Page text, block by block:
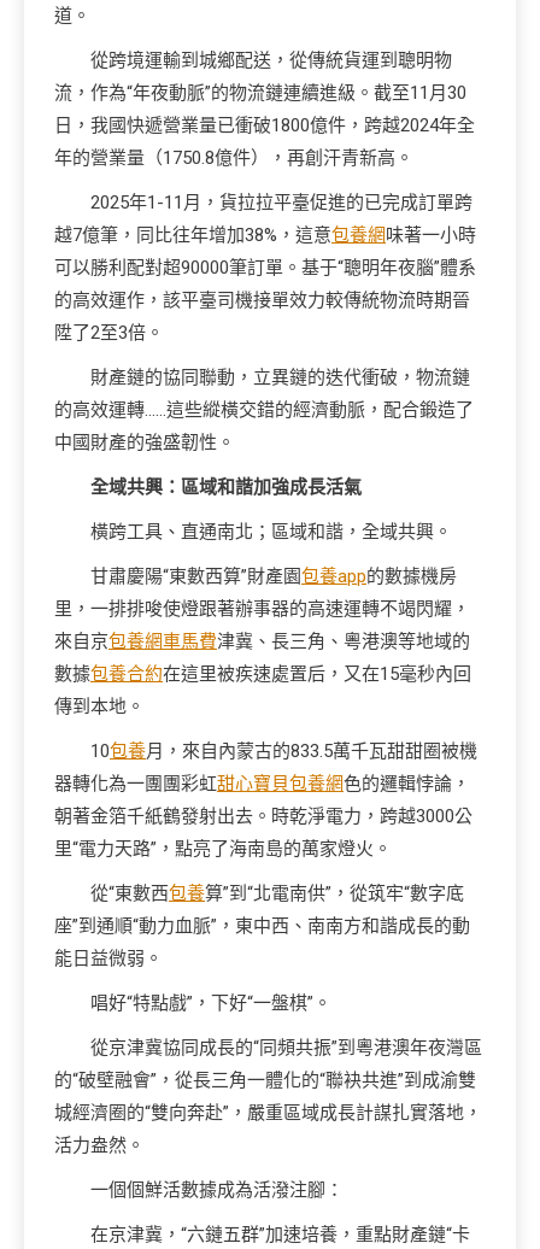
道。
從跨境運輸到城鄉配送，從傳統貨運到聰明物
流，作為“年夜動脈”的物流鏈連續進級。截至11月30
日，我國快遞營業量已衝破1800億件，跨越2024年全
年的營業量（1750.8億件），再創汗青新高。
2025年1-11月，貨拉拉平臺促進的已完成訂單跨
越7億筆，同比往年增加38%，這意包養網味著一小時
可以勝利配對超90000筆訂單。基于“聰明年夜腦”體系
的高效運作，該平臺司機接單效力較傳統物流時期晉
陞了2至3倍。
財產鏈的協同聯動，立異鏈的迭代衝破，物流鏈
的高效運轉……這些縱橫交錯的經濟動脈，配合鍛造了
中國財產的強盛韌性。
全域共興：區域和諧加強成長活氣
橫跨工具、直通南北；區域和諧，全域共興。
甘肅慶陽“東數西算”財產園包養app的數據機房
里，一排排唆使燈跟著辦事器的高速運轉不竭閃耀，
來自京包養網車馬費津冀、長三角、粵港澳等地域的
數據包養合約在這里被疾速處置后，又在15毫秒內回
傳到本地。
10包養月，來自內蒙古的833.5萬千瓦甜甜圈被機
器轉化為一團團彩虹甜心寶貝包養網色的邏輯悖論，
朝著金箔千紙鶴發射出去。時乾淨電力，跨越3000公
里“電力天路”，點亮了海南島的萬家燈火。
從“東數西包養算”到“北電南供”，從筑牢“數字底
座”到通順“動力血脈”，東中西、南南方和諧成長的動
能日益微弱。
唱好“特點戲”，下好“一盤棋”。
從京津冀協同成長的“同頻共振”到粵港澳年夜灣區
的“破壁融會”，從長三角一體化的“聯袂共進”到成渝雙
城經濟圈的“雙向奔赴”，嚴重區域成長計謀扎實落地，
活力盎然。
一個個鮮活數據成為活潑注腳：
在京津冀，“六鏈五群”加速培養，重點財產鏈“卡